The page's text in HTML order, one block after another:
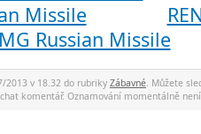
Russian Missile
2013 v 18.32 do rubriky Zábavné. Můžete
komentář. Oznamování momentálně